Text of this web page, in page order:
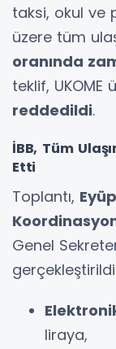
taksi, okul ve
üzere tüm
oranında
teklif, UKOME
reddedildi.
İBB, Tüm
Etti
Toplantı,
Genel
liraya,